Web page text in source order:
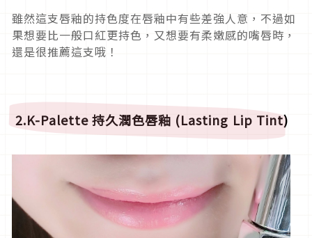
雖然這支唇釉的持色度在唇釉中有些差強人意，不過如
果想要比一般口紅更持色，又想要有柔嫩感的嘴唇時，
還是很推薦這支哦！
2.K-Palette 持久潤色唇釉 (Lasting Lip Tint)